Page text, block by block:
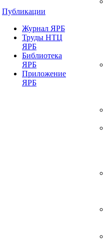
Публикации
Журнал ЯРБ
Труды НТЦ
ЯРБ
Библиотека
ЯРБ
Приложение
ЯРБ